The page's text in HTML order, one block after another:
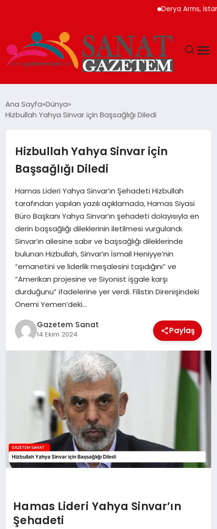
Derya Arms,
SIYASET
SPOR
YAŞAM
EKONOMI
SAĞLIK
DÜNYA
EĞITIM
Ana Sayfa Dünya
Hizbullah Yahya Sinvar için Başsağlığı Diledi
Hizbullah Yahya Sinvar için
Başsağlığı Diledi
Hamas Lideri Yahya Sinvar’ın Şehadeti Hizbullah
tarafından yapılan yazılı açıklamada, Hamas Siyasi
Büro Başkanı Yahya Sinvar’ın şehadeti dolayısıyla en
derin başsağlığı dileklerinin iletilmesi vurgulandı.
Sinvar’ın ailesine sabır ve başsağlığı dileklerinde
bulunan Hizbullah, Sinvar’ın İsmail Heniyye’nin
“emanetini ve liderlik meşalesini taşıdığını” ve
“Amerikan projesine ve Siyonist işgale karşı
durduğunu” ifadelerine yer verdi. Filistin Direnişindeki
Önemi Yemen’deki…
Gazetem Sanat
14 Ekim 2024 Paylaş
Hamas Lideri Yahya Sinvar’ın
Şehadeti